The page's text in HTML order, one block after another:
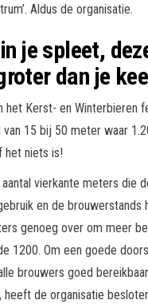
Aldus de organisatie.
je spleet,
dan je
het Kerst- en Winterbieren
15 bij 50 meter waar
het niets is!
aantal vierkante meters die
en de brouwerstands
genoeg over om meer
1200. Om een goede
brouwers goed
de organisatie